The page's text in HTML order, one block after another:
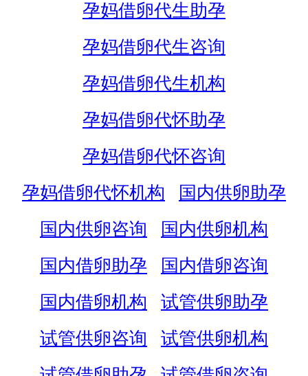
孕妈借卵代生助孕
孕妈借卵代生咨询
孕妈借卵代生机构
孕妈借卵代怀助孕
孕妈借卵代怀咨询
孕妈借卵代怀机构
国内供卵助孕
国内供卵咨询
国内供卵机构
国内借卵助孕
国内借卵咨询
国内借卵机构
试管供卵助孕
试管供卵咨询
试管供卵机构